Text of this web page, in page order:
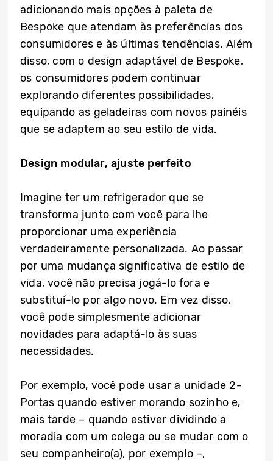
adicionando mais opções à paleta de
Bespoke que atendam às preferências dos
consumidores e às últimas tendências. Além
disso, com o design adaptável de Bespoke,
os consumidores podem continuar
explorando diferentes possibilidades,
equipando as geladeiras com novos painéis
que se adaptem ao seu estilo de vida.
Design modular, ajuste perfeito
Imagine ter um refrigerador que se
transforma junto com você para lhe
proporcionar uma experiência
verdadeiramente personalizada. Ao passar
por uma mudança significativa de estilo de
vida, você não precisa jogá-lo fora e
substituí-lo por algo novo. Em vez disso,
você pode simplesmente adicionar
novidades para adaptá-lo às suas
necessidades.
Por exemplo, você pode usar a unidade 2-
Portas quando estiver morando sozinho e,
mais tarde – quando estiver dividindo a
moradia com um colega ou se mudar com o
seu companheiro(a), por exemplo –,